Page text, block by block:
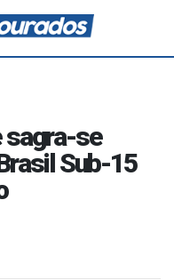
sagra-se
Sub-15